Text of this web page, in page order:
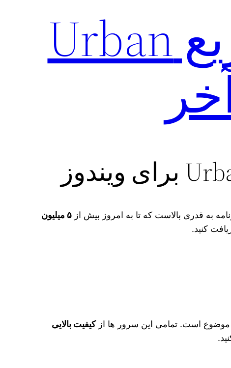
دانلود وی پی ان سریع Urban
۵ میلیون
کنید.
موضوع است. تمامی این سرور ها ازکیفیت بالایی